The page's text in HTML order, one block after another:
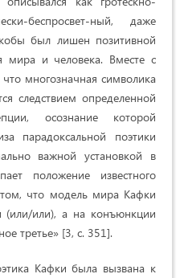
беспросвет-ный, даже
был лишен позитивной
мира и человека. Вместе с
многозначная символика
следствием определенной
осознание которой
парадоксальной поэтики
важной установкой в
положение известного
что модель мира Кафки
(или/или), а на конъюнкции
третье» [3, с. 351].
Кафки была вызвана к